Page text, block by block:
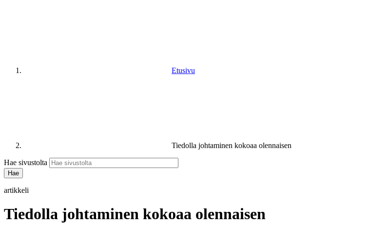
Etusivu
Tiedolla johtaminen kokoaa olennaisen
Hae sivustolta
artikkeli
Tiedolla johtaminen kokoaa olennaisen